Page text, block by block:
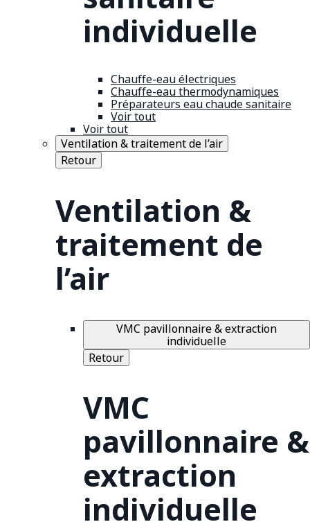
individuelle
Chauffe-eau électriques
Chauffe-eau thermodynamiques
Préparateurs eau chaude sanitaire
Voir tout
Voir tout
Ventilation & traitement de l’air
Retour
Ventilation &
traitement de
l’air
VMC pavillonnaire & extraction
individuelle
Retour
VMC
pavillonnaire &
extraction
individuelle